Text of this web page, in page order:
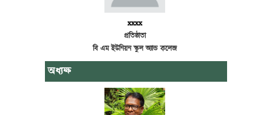
xxxx
প্রতিষ্ঠাতা
বি এম ইউনিয়ন স্কুল অ্যান্ড কলেজ
অধ্যক্ষ